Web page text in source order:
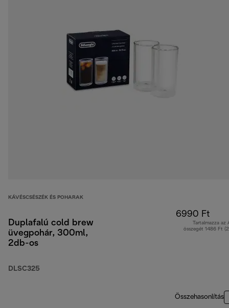
KÁVÉSCSÉSZÉK ÉS POHARAK
Duplafalú cold brew
üvegpohár, 300ml,
2db-os
DLSC325
6990 Ft
Tartalmazza az
összegét 1486 Ft
Összehasonlítás